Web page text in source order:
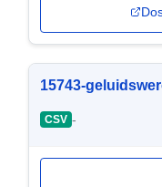
15743-
CSV -